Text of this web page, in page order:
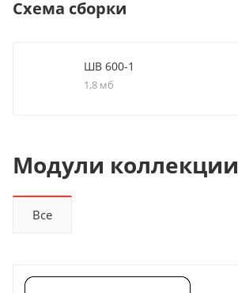
Схема сборки
ШВ 600-1
1,8 мб
Модули коллекции
Все